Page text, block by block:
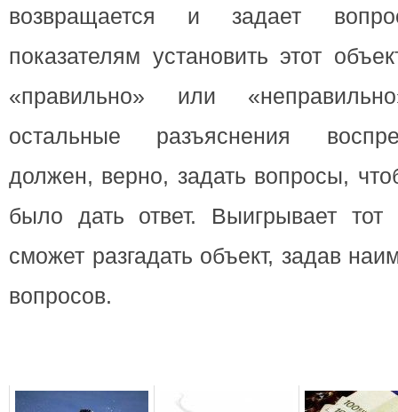
возвращается и задает
показателям установить этот
«правильно» или
остальные разъяснения
должен, верно, задать вопросы,
было дать ответ. Выигрывает тот
сможет разгадать объект, задав
вопросов.